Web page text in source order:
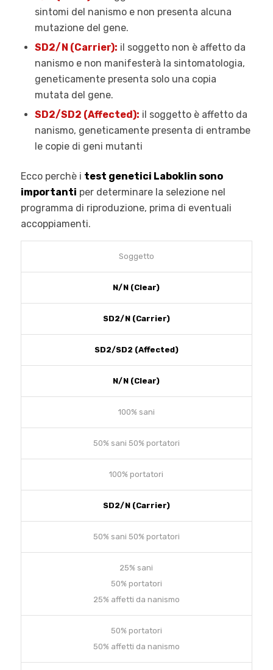
sintomi del nanismo e non presenta alcuna
mutazione del gene.
SD2/N (Carrier): il soggetto non è affetto da
nanismo e non manifesterà la sintomatologia,
geneticamente presenta solo una copia
mutata del gene.
SD2/SD2 (Affected): il soggetto è affetto da
nanismo, geneticamente presenta di entrambe
le copie di geni mutanti
Ecco perchè i test genetici Laboklin sono
importanti per determinare la selezione nel
programma di riproduzione, prima di eventuali
accoppiamenti.
Soggetto
N/N (Clear)
SD2/N (Carrier)
SD2/SD2 (Affected)
N/N (Clear)
100% sani
50% sani 50% portatori
100% portatori
SD2/N (Carrier)
50% sani 50% portatori
25% sani
50% portatori
25% affetti da nanismo
50% portatori
50% affetti da nanismo